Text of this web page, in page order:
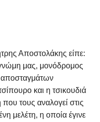
Αποστολάκης είπε:
μας, μονόδρομος
αποσταγμάτων
και η τσικουδιά
τους αναλογεί στις
μελέτη, η οποία έγινε